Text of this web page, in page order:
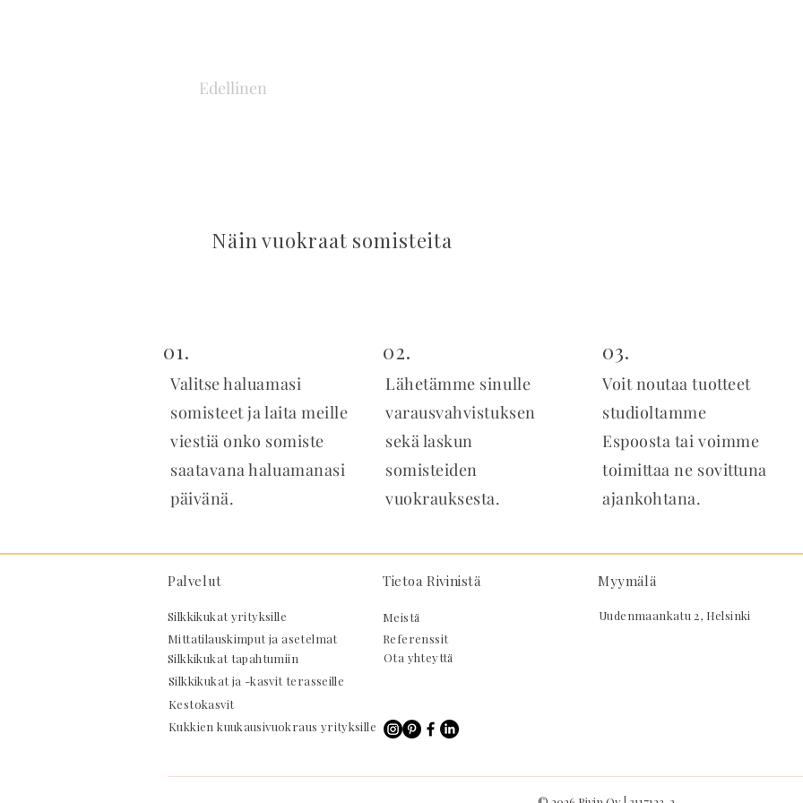
Edellinen
Näin vuokraat somisteita
01.
Valitse haluamasi
somisteet ja laita meille
viestiä onko somiste
saatavana haluamanasi
päivänä.
02.
Lähetämme sinulle
varausvahvistuksen
sekä laskun
somisteiden
vuokrauksesta.
03.
Voit noutaa tuotteet
studioltamme
Espoosta tai voimme
toimittaa ne sovittuna
ajankohtana.
Palvelut
Silkkikukat yrityksille
​Mittatilauskimput ja asetelmat
Silkkikukat tapahtumiin
Tietoa Rivinistä
Meistä
Myymälä
Uudenmaankatu 2, Helsinki
Referenssit
Ota yhteyttä
Silkkikukat ja -kasvit terasseille
Kestokasvit
Kukkien kuukausivuokraus yrityksille